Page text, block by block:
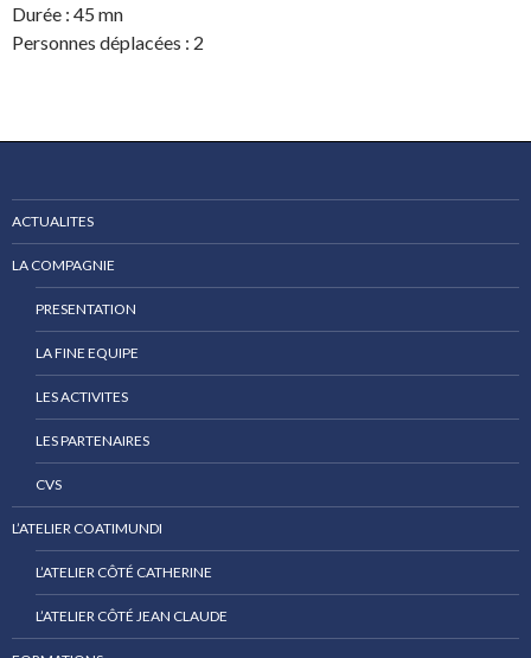
Durée : 45 mn
Personnes déplacées : 2
ACTUALITES
LA COMPAGNIE
PRESENTATION
LA FINE EQUIPE
LES ACTIVITES
LES PARTENAIRES
CVS
L’ATELIER COATIMUNDI
L’ATELIER CÔTÉ CATHERINE
L’ATELIER CÔTÉ JEAN CLAUDE